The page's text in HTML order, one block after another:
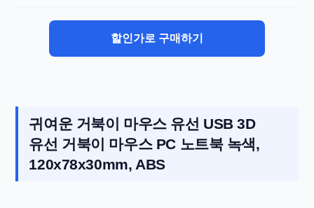
할인가로 구매하기
귀여운 거북이 마우스 유선 USB 3D
유선 거북이 마우스 PC 노트북 녹색,
120x78x30mm, ABS